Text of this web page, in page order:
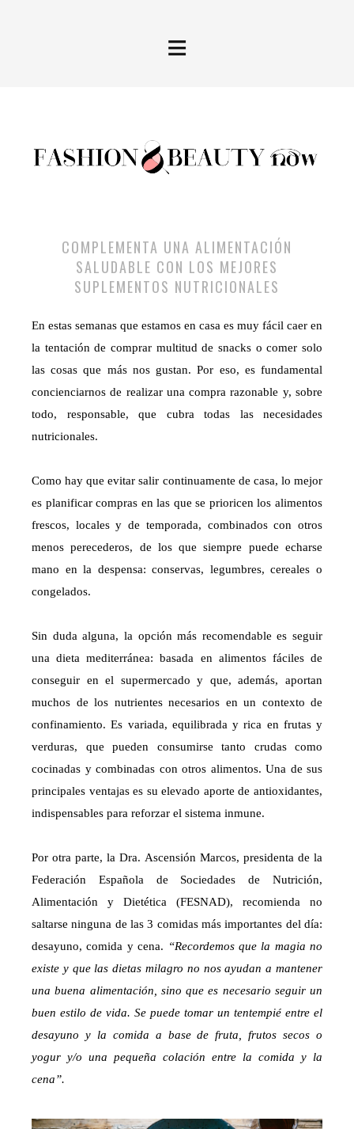
≡
COMPLEMENTA UNA ALIMENTACIÓN
SALUDABLE CON LOS MEJORES
SUPLEMENTOS NUTRICIONALES
En estas semanas que estamos en casa es muy fácil caer en
la tentación de comprar multitud de snacks o comer solo
las cosas que más nos gustan. Por eso, es fundamental
concienciarnos de realizar una compra razonable y, sobre
todo, responsable, que cubra todas las necesidades
nutricionales.
Como hay que evitar salir continuamente de casa, lo mejor
es planificar compras en las que se prioricen los alimentos
frescos, locales y de temporada, combinados con otros
menos perecederos, de los que siempre puede echarse
mano en la despensa: conservas, legumbres, cereales o
congelados.
Sin duda alguna, la opción más recomendable es seguir
una dieta mediterránea: basada en alimentos fáciles de
conseguir en el supermercado y que, además, aportan
muchos de los nutrientes necesarios en un contexto de
confinamiento. Es variada, equilibrada y rica en frutas y
verduras, que pueden consumirse tanto crudas como
cocinadas y combinadas con otros alimentos. Una de sus
principales ventajas es su elevado aporte de antioxidantes,
indispensables para reforzar el sistema inmune.
Por otra parte, la Dra. Ascensión Marcos, presidenta de la
Federación Española de Sociedades de Nutrición,
Alimentación y Dietética (FESNAD), recomienda no
saltarse ninguna de las 3 comidas más importantes del día:
desayuno, comida y cena. “Recordemos que la magia no
existe y que las dietas milagro no nos ayudan a mantener
una buena alimentación, sino que es necesario seguir un
buen estilo de vida. Se puede tomar un tentempié entre el
desayuno y la comida a base de fruta, frutos secos o
yogur y/o una pequeña colación entre la comida y la
cena”.